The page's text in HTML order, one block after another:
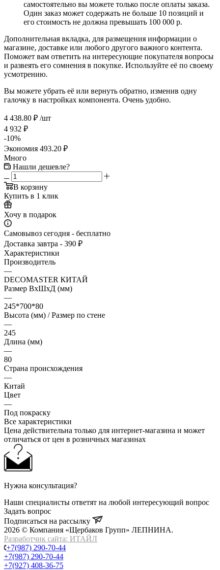
самостоятельно вы можете только после оплаты заказа.
Один заказ может содержать не больше 10 позиций и
его стоимость не должна превышать 100 000 р.
Дополнительная вкладка, для размещения информации о
магазине, доставке или любого другого важного контента.
Поможет вам ответить на интересующие покупателя вопросы
и развеять его сомнения в покупке. Используйте её по своему
усмотрению.
Вы можете убрать её или вернуть обратно, изменив одну
галочку в настройках компонента. Очень удобно.
4 438.80 ₽ /шт
4 932 ₽
-10%
Экономия 493.20 ₽
Много
Нашли дешевле?
В корзину
Купить в 1 клик
Хочу в подарок
Самовывоз сегодня - бесплатно
Доставка завтра - 390 ₽
Характеристики
Производитель
—
DECOMASTER КИТАЙ
Размер ВхШхД (мм)
—
245*700*80
Высота (мм) / Размер по стене
—
245
Длина (мм)
—
80
Страна происхождения
—
Китай
Цвет
—
Под покраску
Все характеристики
Цена действительна только для интернет-магазина и может
отличаться от цен в розничных магазинах
Нужна консультация?
Наши специалисты ответят на любой интересующий вопрос
Задать вопрос
Подписаться на рассылку
2026 © Компания «Щербаков Групп» ЛЕПНИНА.
Разработчик сайта: ИТАЙЛ
+7(987) 290-70-44
+7(987) 290-70-44
+7(927) 408-36-75